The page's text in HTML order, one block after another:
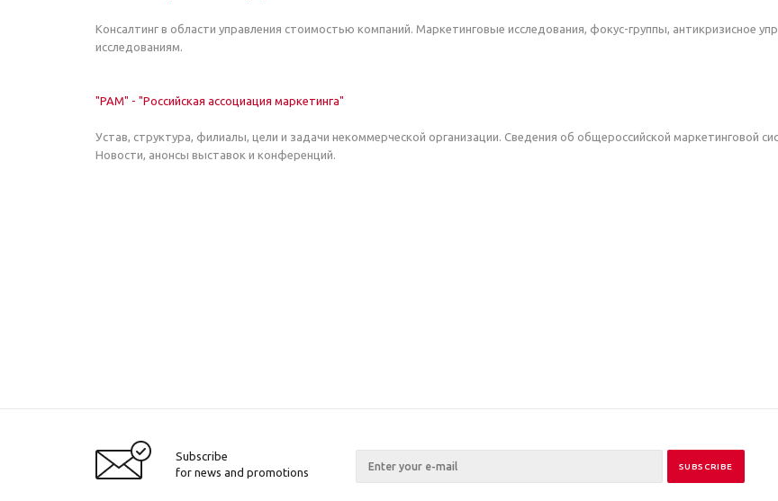
Консалтинг в области управления стоимостью компаний. Маркетинговые исследования, фокус-группы, антикризисное
исследованиям.
"РАМ" - "Российская ассоциация маркетинга"
Устав, структура, филиалы, цели и задачи некоммерческой организации. Сведения об общероссийской маркетинговой
Новости, анонсы выставок и конференций.
Subscribe
for news and promotions